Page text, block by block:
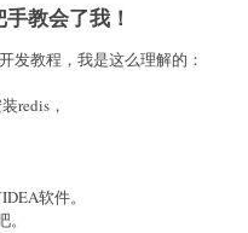
教会了我！
发教程，我是这么理解的：
redis，
软件。